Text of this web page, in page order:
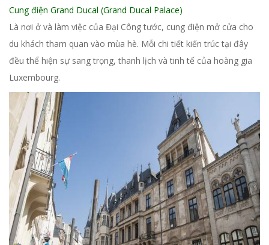
Cung điện Grand Ducal (Grand Ducal Palace)
Là nơi ở và làm việc của Đại Công tước, cung điện mở cửa cho
du khách tham quan vào mùa hè. Mỗi chi tiết kiến trúc tại đây
đều thể hiện sự sang trọng, thanh lịch và tinh tế của hoàng gia
Luxembourg.